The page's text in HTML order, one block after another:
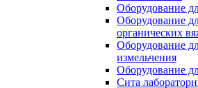
Оборудование
Оборудование
органических
Оборудование
измельчения
Оборудование
Сита